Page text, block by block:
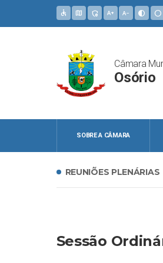
accessible map admin_panel_settings text_increase text_decrease contrast circle
Câmara
Osório
SOBRE A CÂMARA
REUNIÕES PLENÁRIAS
Sessão